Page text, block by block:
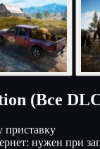
(Все
приставку
нужен при